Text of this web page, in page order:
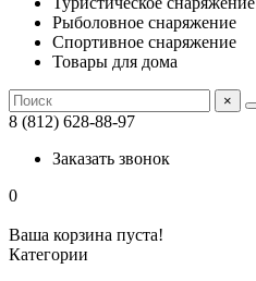
Рыболовное снаряжение
Спортивное снаряжение
Товары для дома
×
8 (812) 628-88-97
Заказать звонок
0
Ваша корзина пуста!
Категории